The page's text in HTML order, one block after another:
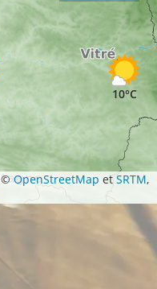
10°C
©OpenStreetMap etSRTM,